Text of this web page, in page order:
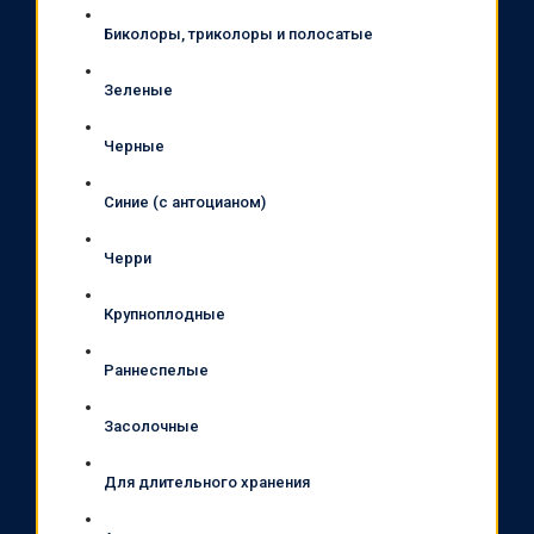
Биколоры, триколоры и полосатые
Зеленые
Черные
Синие (с антоцианом)
Черри
Крупноплодные
Раннеспелые
Засолочные
Для длительного хранения